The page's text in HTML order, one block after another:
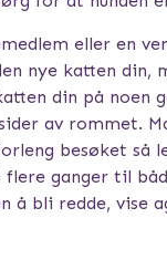
eller en
nye katten din,
din på noen
av rommet.
besøket så
ganger til
å bli redde, vise